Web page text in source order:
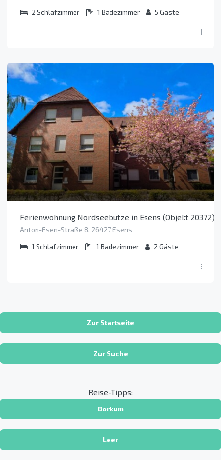
2 Schlafzimmer 1 Badezimmer 5 Gäste
Ferienwohnung Nordseebutze in Esens (Objekt 20372)
Anton-Esen-Straße 8, 26427 Esens
1 Schlafzimmer 1 Badezimmer 2 Gäste
Zur Startseite
Zur Suche
Reise-Tipps:
Borkum
Leer